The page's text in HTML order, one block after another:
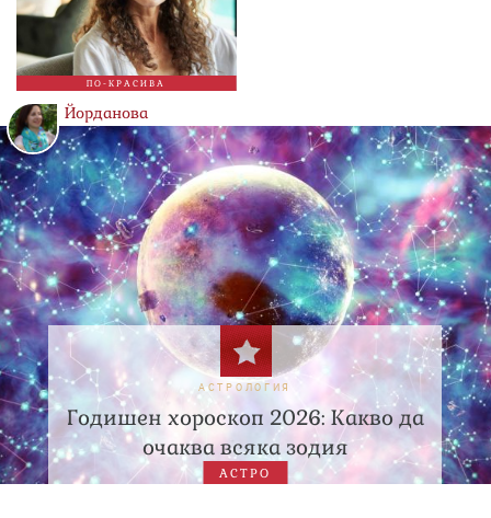
ПО-КРАСИВА
Йорданова
АСТРОЛОГИЯ
Годишен хороскоп 2026: Какво да
очаква всяка зодия
АСТРО